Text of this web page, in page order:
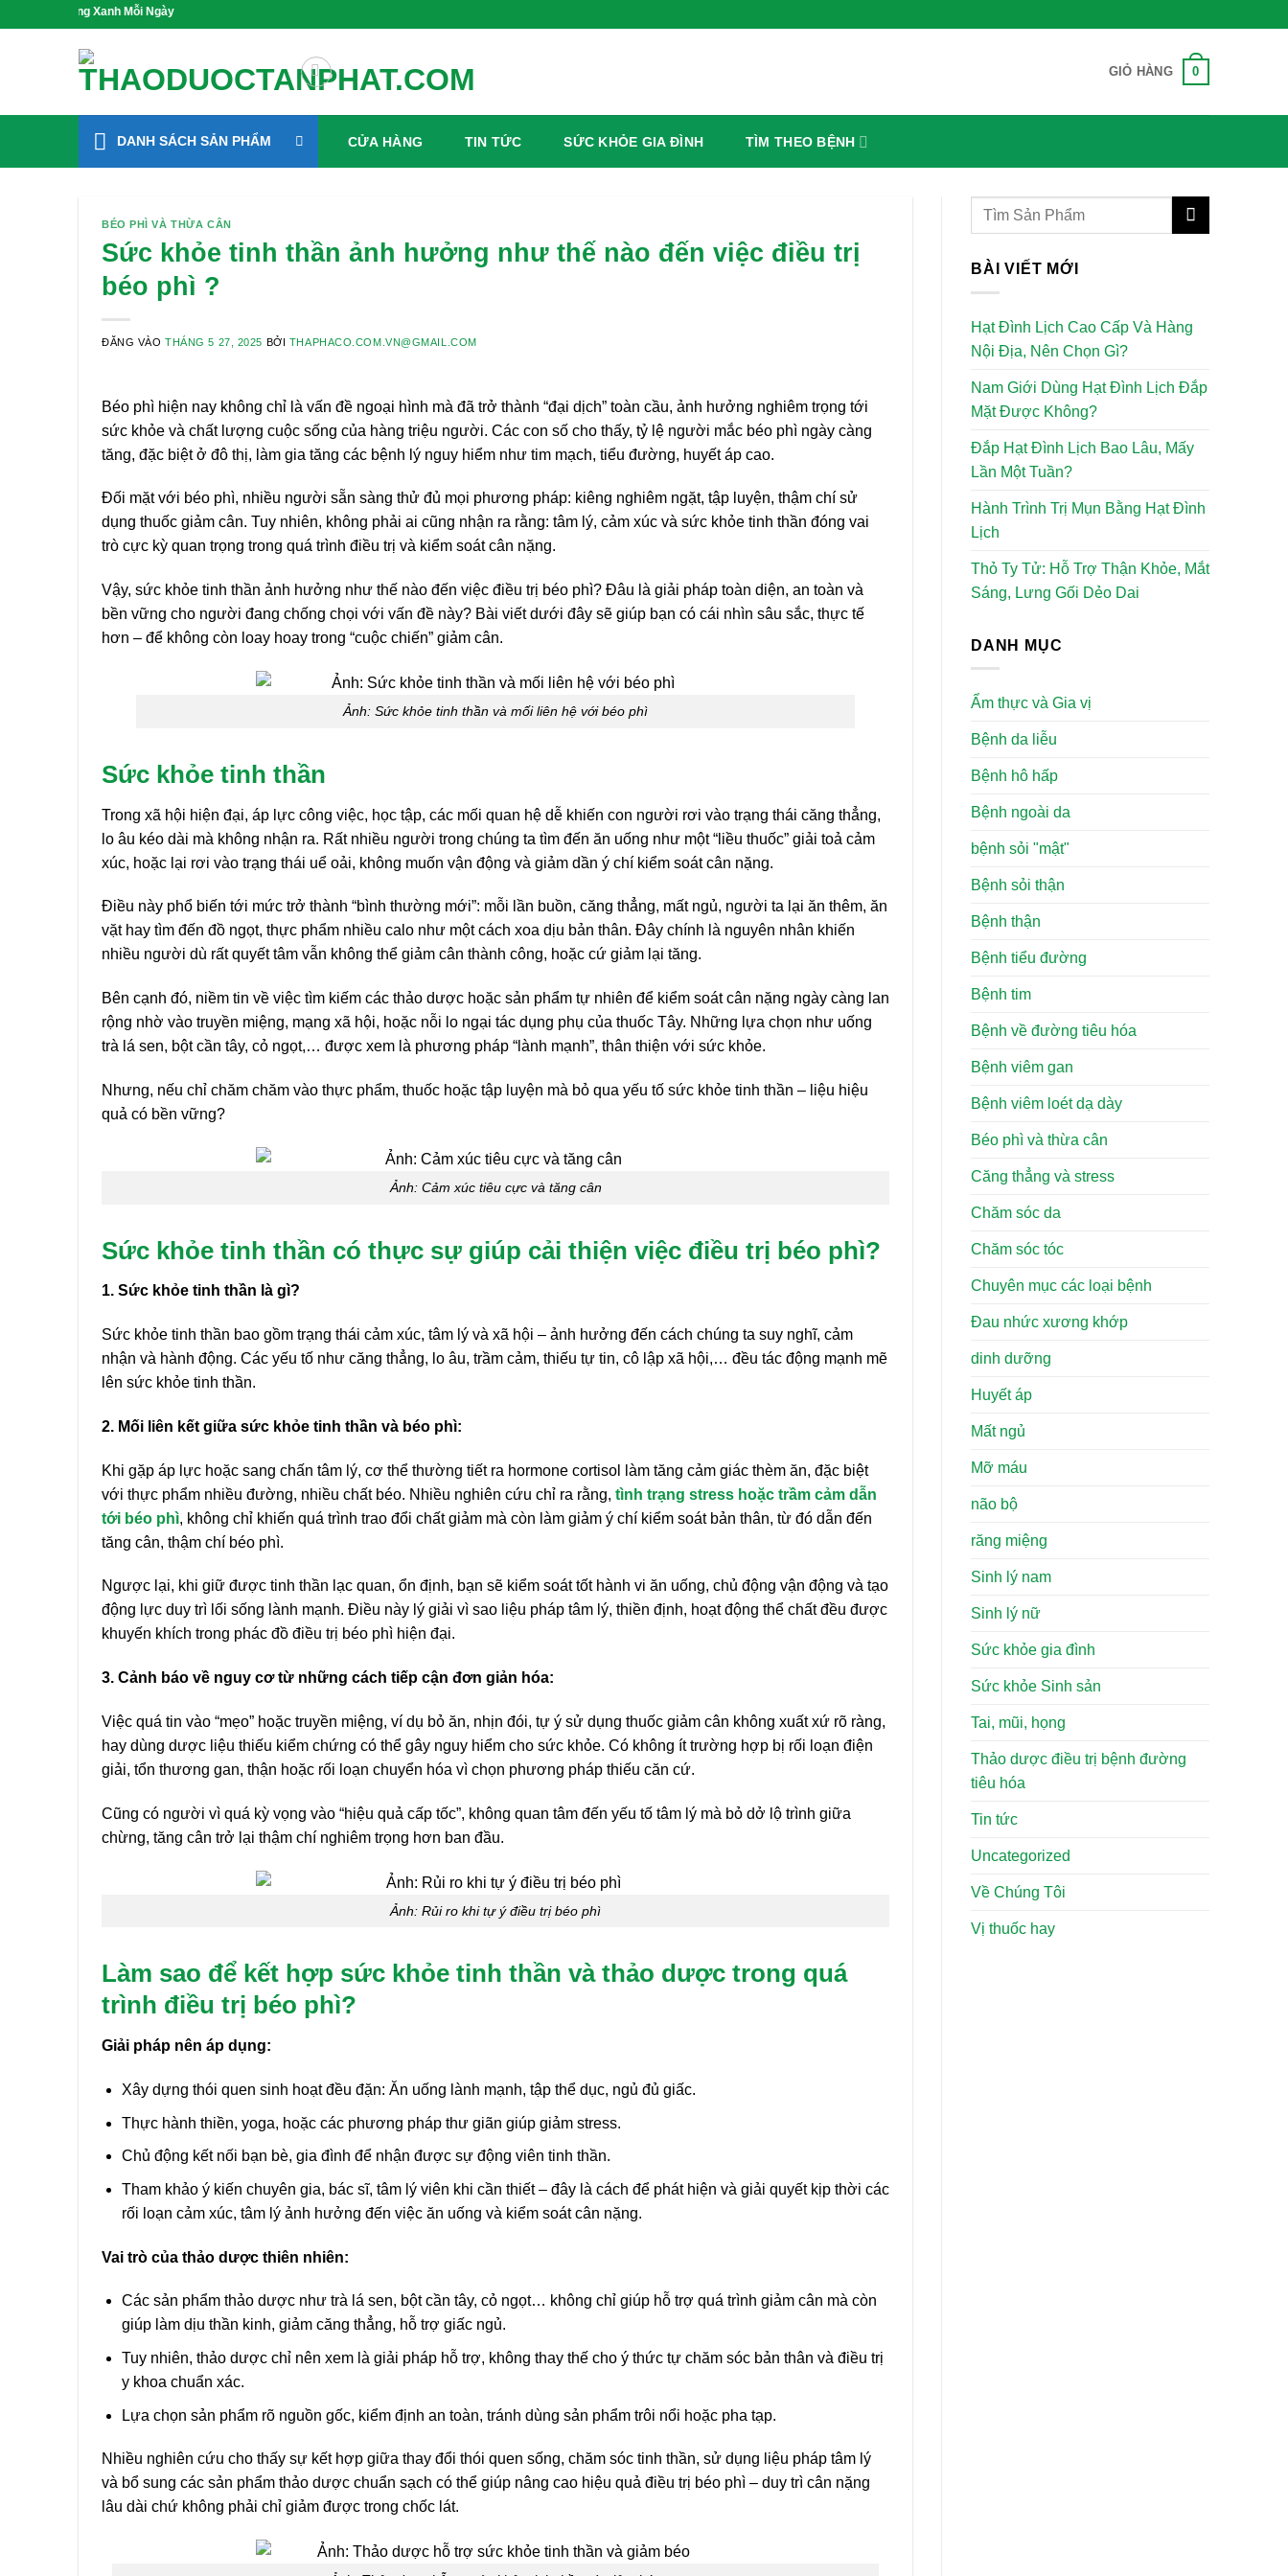
Xanh Mỗi Ngày
GIỎ HÀNG 0
DANH SÁCH SẢN PHẨM CỬA HÀNG TIN TỨC SỨC KHỎE GIA ĐÌNH TÌM THEO BỆNH
BÉO PHÌ VÀ THỪA CÂN
Sức khỏe tinh thần ảnh hưởng như thế nào đến việc điều trị
béo phì ?
ĐĂNG VÀOTHÁNG 5 27, 2025 BỞI THAPHACO.COM.VN@GMAIL.COM
Béo phì hiện nay không chỉ là vấn đề ngoại hình mà đã trở thành “đại dịch” toàn cầu, ảnh hưởng nghiêm trọng tới
sức khỏe và chất lượng cuộc sống của hàng triệu người. Các con số cho thấy, tỷ lệ người mắc béo phì ngày càng
tăng, đặc biệt ở đô thị, làm gia tăng các bệnh lý nguy hiểm như tim mạch, tiểu đường, huyết áp cao.
Đối mặt với béo phì, nhiều người sẵn sàng thử đủ mọi phương pháp: kiêng nghiêm ngặt, tập luyện, thậm chí sử
dụng thuốc giảm cân. Tuy nhiên, không phải ai cũng nhận ra rằng: tâm lý, cảm xúc và sức khỏe tinh thần đóng vai
trò cực kỳ quan trọng trong quá trình điều trị và kiểm soát cân nặng.
Vậy, sức khỏe tinh thần ảnh hưởng như thế nào đến việc điều trị béo phì? Đâu là giải pháp toàn diện, an toàn và
bền vững cho người đang chống chọi với vấn đề này? Bài viết dưới đây sẽ giúp bạn có cái nhìn sâu sắc, thực tế
hơn – để không còn loay hoay trong “cuộc chiến” giảm cân.
Ảnh: Sức khỏe tinh thần và mối liên hệ với béo phì
Sức khỏe tinh thần
Trong xã hội hiện đại, áp lực công việc, học tập, các mối quan hệ dễ khiến con người rơi vào trạng thái căng thẳng,
lo âu kéo dài mà không nhận ra. Rất nhiều người trong chúng ta tìm đến ăn uống như một “liều thuốc” giải toả cảm
xúc, hoặc lại rơi vào trạng thái uể oải, không muốn vận động và giảm dần ý chí kiểm soát cân nặng.
Điều này phổ biến tới mức trở thành “bình thường mới”: mỗi lần buồn, căng thẳng, mất ngủ, người ta lại ăn thêm, ăn
vặt hay tìm đến đồ ngọt, thực phẩm nhiều calo như một cách xoa dịu bản thân. Đây chính là nguyên nhân khiến
nhiều người dù rất quyết tâm vẫn không thể giảm cân thành công, hoặc cứ giảm lại tăng.
Bên cạnh đó, niềm tin về việc tìm kiếm các thảo dược hoặc sản phẩm tự nhiên để kiểm soát cân nặng ngày càng lan
rộng nhờ vào truyền miệng, mạng xã hội, hoặc nỗi lo ngại tác dụng phụ của thuốc Tây. Những lựa chọn như uống
trà lá sen, bột cần tây, cỏ ngọt,… được xem là phương pháp “lành mạnh”, thân thiện với sức khỏe.
Nhưng, nếu chỉ chăm chăm vào thực phẩm, thuốc hoặc tập luyện mà bỏ qua yếu tố sức khỏe tinh thần – liệu hiệu
quả có bền vững?
Ảnh: Cảm xúc tiêu cực và tăng cân
Sức khỏe tinh thần có thực sự giúp cải thiện việc điều trị béo phì?
1. Sức khỏe tinh thần là gì?
Sức khỏe tinh thần bao gồm trạng thái cảm xúc, tâm lý và xã hội – ảnh hưởng đến cách chúng ta suy nghĩ, cảm
nhận và hành động. Các yếu tố như căng thẳng, lo âu, trầm cảm, thiếu tự tin, cô lập xã hội,… đều tác động mạnh mẽ
lên sức khỏe tinh thần.
2. Mối liên kết giữa sức khỏe tinh thần và béo phì:
Khi gặp áp lực hoặc sang chấn tâm lý, cơ thể thường tiết ra hormone cortisol làm tăng cảm giác thèm ăn, đặc biệt
với thực phẩm nhiều đường, nhiều chất béo. Nhiều nghiên cứu chỉ ra rằng, tình trạng stress hoặc trầm cảm dẫn
tới béo phì, không chỉ khiến quá trình trao đổi chất giảm mà còn làm giảm ý chí kiểm soát bản thân, từ đó dẫn đến
tăng cân, thậm chí béo phì.
Ngược lại, khi giữ được tinh thần lạc quan, ổn định, bạn sẽ kiểm soát tốt hành vi ăn uống, chủ động vận động và tạo
động lực duy trì lối sống lành mạnh. Điều này lý giải vì sao liệu pháp tâm lý, thiền định, hoạt động thể chất đều được
khuyến khích trong phác đồ điều trị béo phì hiện đại.
3. Cảnh báo về nguy cơ từ những cách tiếp cận đơn giản hóa:
Việc quá tin vào “mẹo” hoặc truyền miệng, ví dụ bỏ ăn, nhịn đói, tự ý sử dụng thuốc giảm cân không xuất xứ rõ ràng,
hay dùng dược liệu thiếu kiểm chứng có thể gây nguy hiểm cho sức khỏe. Có không ít trường hợp bị rối loạn điện
giải, tổn thương gan, thận hoặc rối loạn chuyển hóa vì chọn phương pháp thiếu căn cứ.
Cũng có người vì quá kỳ vọng vào “hiệu quả cấp tốc”, không quan tâm đến yếu tố tâm lý mà bỏ dở lộ trình giữa
chừng, tăng cân trở lại thậm chí nghiêm trọng hơn ban đầu.
Ảnh: Rủi ro khi tự ý điều trị béo phì
Làm sao để kết hợp sức khỏe tinh thần và thảo dược trong quá
trình điều trị béo phì?
Giải pháp nên áp dụng:
Xây dựng thói quen sinh hoạt đều đặn: Ăn uống lành mạnh, tập thể dục, ngủ đủ giấc.
Thực hành thiền, yoga, hoặc các phương pháp thư giãn giúp giảm stress.
Chủ động kết nối bạn bè, gia đình để nhận được sự động viên tinh thần.
Tham khảo ý kiến chuyên gia, bác sĩ, tâm lý viên khi cần thiết – đây là cách để phát hiện và giải quyết kịp thời các
rối loạn cảm xúc, tâm lý ảnh hưởng đến việc ăn uống và kiểm soát cân nặng.
Vai trò của thảo dược thiên nhiên:
Các sản phẩm thảo dược như trà lá sen, bột cần tây, cỏ ngọt… không chỉ giúp hỗ trợ quá trình giảm cân mà còn
giúp làm dịu thần kinh, giảm căng thẳng, hỗ trợ giấc ngủ.
Tuy nhiên, thảo dược chỉ nên xem là giải pháp hỗ trợ, không thay thế cho ý thức tự chăm sóc bản thân và điều trị
y khoa chuẩn xác.
Lựa chọn sản phẩm rõ nguồn gốc, kiểm định an toàn, tránh dùng sản phẩm trôi nổi hoặc pha tạp.
Nhiều nghiên cứu cho thấy sự kết hợp giữa thay đổi thói quen sống, chăm sóc tinh thần, sử dụng liệu pháp tâm lý
và bổ sung các sản phẩm thảo dược chuẩn sạch có thể giúp nâng cao hiệu quả điều trị béo phì – duy trì cân nặng
lâu dài chứ không phải chỉ giảm được trong chốc lát.
BÀI VIẾT MỚI
Hạt Đình Lịch Cao Cấp Và Hàng
Nội Địa, Nên Chọn Gì?
Nam Giới Dùng Hạt Đình Lịch Đắp
Mặt Được Không?
Đắp Hạt Đình Lịch Bao Lâu, Mấy
Lần Một Tuần?
Hành Trình Trị Mụn Bằng Hạt Đình
Lịch
Thỏ Ty Tử: Hỗ Trợ Thận Khỏe, Mắt
Sáng, Lưng Gối Dẻo Dai
DANH MỤC
Ẩm thực và Gia vị
Bệnh da liễu
Bệnh hô hấp
Bệnh ngoài da
bệnh sỏi "mật"
Bệnh sỏi thận
Bệnh thận
Bệnh tiểu đường
Bệnh tim
Bệnh về đường tiêu hóa
Bệnh viêm gan
Bệnh viêm loét dạ dày
Béo phì và thừa cân
Căng thẳng và stress
Chăm sóc da
Chăm sóc tóc
Chuyên mục các loại bệnh
Đau nhức xương khớp
dinh dưỡng
Huyết áp
Mất ngủ
Mỡ máu
não bộ
răng miệng
Sinh lý nam
Sinh lý nữ
Sức khỏe gia đình
Sức khỏe Sinh sản
Tai, mũi, họng
Thảo dược điều trị bệnh đường
tiêu hóa
Tin tức
Uncategorized
Về Chúng Tôi
Vị thuốc hay